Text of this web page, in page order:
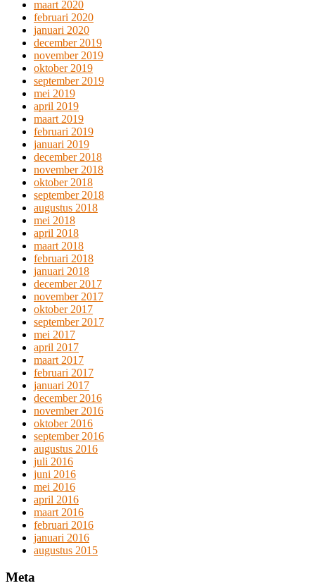
maart 2020
februari 2020
januari 2020
december 2019
november 2019
oktober 2019
september 2019
mei 2019
april 2019
maart 2019
februari 2019
januari 2019
december 2018
november 2018
oktober 2018
september 2018
augustus 2018
mei 2018
april 2018
maart 2018
februari 2018
januari 2018
december 2017
november 2017
oktober 2017
september 2017
mei 2017
april 2017
maart 2017
februari 2017
januari 2017
december 2016
november 2016
oktober 2016
september 2016
augustus 2016
juli 2016
juni 2016
mei 2016
april 2016
maart 2016
februari 2016
januari 2016
augustus 2015
Meta